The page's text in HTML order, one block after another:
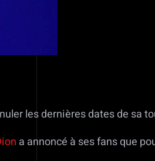
les dernières dates de sa
a annoncé à ses fans que